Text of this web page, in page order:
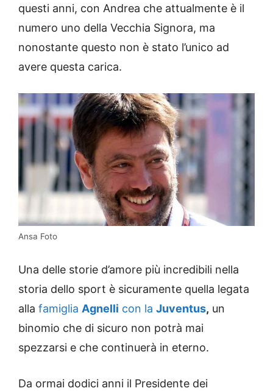
questi anni, con Andrea che attualmente è il
numero uno della Vecchia Signora, ma
nonostante questo non è stato l’unico ad
avere questa carica.
Ansa Foto
Una delle storie d’amore più incredibili nella
storia dello sport è sicuramente quella legata
alla famiglia Agnelli con la Juventus, un
binomio che di sicuro non potrà mai
spezzarsi e che continuerà in eterno.
Da ormai dodici anni il Presidente dei